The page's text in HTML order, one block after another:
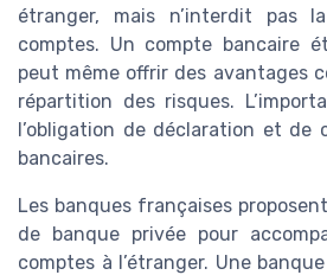
étranger, mais n’interdit pas
comptes. Un compte bancaire
peut même offrir des avantages
répartition des risques.
l’obligation de déclaration et de
bancaires.
Les banques françaises
de banque privée pour
comptes à l’étranger. Une